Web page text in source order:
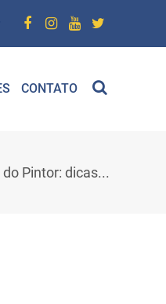
CONTATO
do Pintor: dicas...